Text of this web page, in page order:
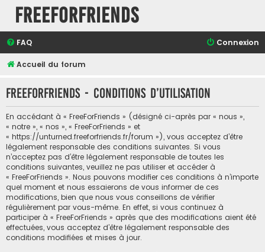
FreeForFriends
FAQ Connexion
Accueil du forum
FreeForFriends - Conditions d’utilisation
En accédant à « FreeForFriends » (désigné ci-après par « nous »,
« notre », « nos », « FreeForFriends » et
« https://unturned.freeforfriends.fr/forum »), vous acceptez d’être
légalement responsable des conditions suivantes. Si vous
n’acceptez pas d’être légalement responsable de toutes les
conditions suivantes, veuillez ne pas utiliser et accéder à
« FreeForFriends ». Nous pouvons modifier ces conditions à n’importe
quel moment et nous essaierons de vous informer de ces
modifications, bien que nous vous conseillons de vérifier
régulièrement par vous-même. En effet, si vous continuez à
participer à « FreeForFriends » après que des modifications aient été
effectuées, vous acceptez d’être légalement responsable des
conditions modifiées et mises à jour.